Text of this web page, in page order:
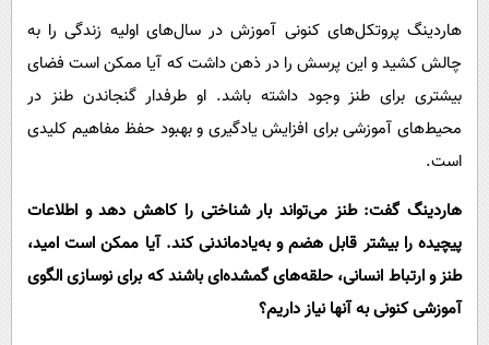
هاردینگ پروتکل‌های کنونی آموزش در سال‌های اولیه زندگی را به
چالش کشید و این پرسش را در ذهن داشت که آیا ممکن است فضای
بیشتری برای طنز وجود داشته باشد. او طرفدار گنجاندن طنز در
محیط‌های آموزشی برای افزایش یادگیری و بهبود حفظ مفاهیم کلیدی
است.
هاردینگ گفت: طنز می‌تواند بار شناختی را کاهش دهد و اطلاعات
پیچیده را بیشتر قابل هضم‌ و به‌یادماندنی‌ کند. آیا ممکن است امید،
طنز و ارتباط انسانی، حلقه‌های گمشده‌ای باشند که برای نوسازی الگوی
آموزشی کنونی به آنها نیاز داریم؟